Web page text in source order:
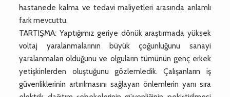
hastanede kalma ve tedavi maliyetleri arasında anlamlı
fark mevcuttu.
TARTIŞMA: Yaptığımız geriye dönük araştırmada yüksek
voltaj yaralanmalarının büyük çoğunluğunu sanayi
yaralanmaları olduğunu ve olguların tümünün genç erkek
yetişkinlerden oluştuğunu gözlemledik. Çalışanların iş
güvenliklerinin artırılmasını sağlayan önlemlerin yanı sıra